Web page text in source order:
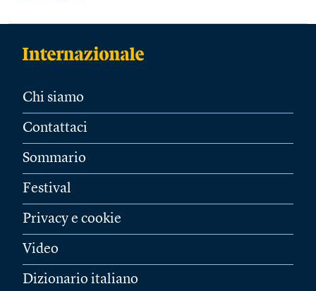
Chi siamo
Contattaci
Sommario
Festival
Privacy e cookie
Video
Dizionario italiano